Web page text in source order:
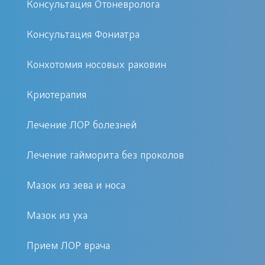
среднего отита за две недели:
антро-аттикотомия, с
восстановлением барабанной
Операции по улучшению слуха с
сталедопластики, что избавляет
от инвалидизации
гиперакузии) и поэтому,
Консультация Отоневролога
Консультация Фониатра
Конхотомия носовых раковин
Криотерапия
Лечение ЛОР болезней
Лечение гайморита без проколов
Мазок из зева и носа
Мазок из уха
Прием ЛОР врача